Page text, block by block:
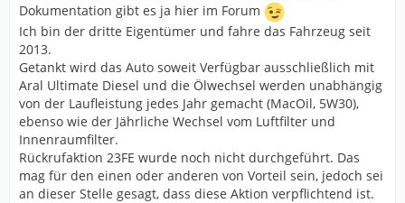
Dokumentation gibt es ja hier im Forum
Ich bin der dritte Eigentümer und fahre das Fahrzeug seit
2013.
Getankt wird das Auto soweit Verfügbar ausschließlich mit
Aral Ultimate Diesel und die Ölwechsel werden unabhängig
von der Laufleistung jedes Jahr gemacht (MacOil, 5W30),
ebenso wie der Jährliche Wechsel vom Luftfilter und
Innenraumfilter.
Rückrufaktion 23FE wurde noch nicht durchgeführt. Das
mag für den einen oder anderen von Vorteil sein, jedoch sei
an dieser Stelle gesagt, dass diese Aktion verpflichtend ist.